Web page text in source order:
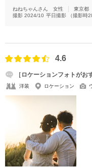
を事前にメールで送っておき
ねねちゃんさん 女性
東京都
撮影 2024/10 平日撮影 （撮影時
4.6
［ロケーションフォトが
洋装 ロケーション